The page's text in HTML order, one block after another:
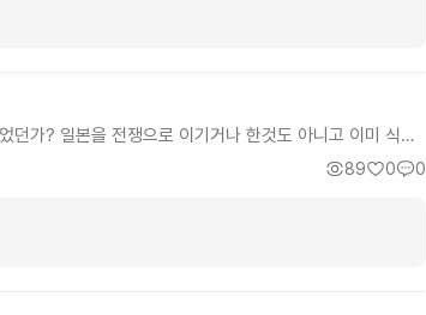
찰만 하며 홀로 연마한 주인공. 우연히 기회가 주어지자 10
니라 호가창의 거짓 매수벽을 간파하는 안목이고 시장이
던가? 일본을 전쟁으로 이기거나 한것도 아니고 이미 식민
롭고 재미있지 아니하겠는가? 이 소설을 읽다보면 이해하
이라는 재미있는 소재의 소설이 별로 없었지만 오랜만에
무굴의 피를 이었냐라는 것 등등으로 클레임 걸어주는것도
89 0 0